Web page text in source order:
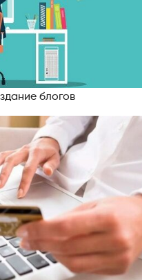
блогов